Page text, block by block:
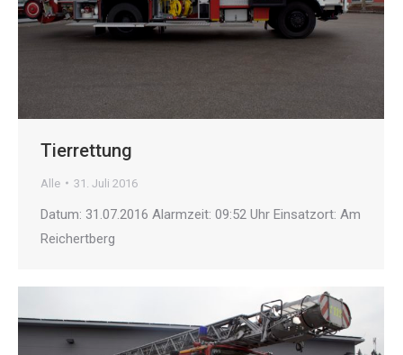
Tierrettung
Alle 31. Juli 2016
Datum: 31.07.2016 Alarmzeit: 09:52 Uhr Einsatzort: Am
Reichertberg